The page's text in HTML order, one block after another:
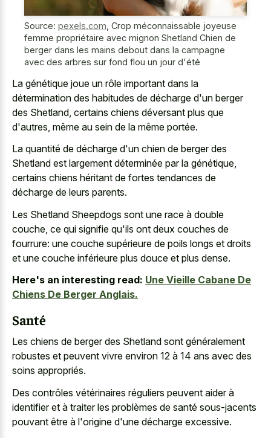
Source: pexels.com Crop méconnaissable joyeuse
femme propriétaire avec mignon Shetland Chien de
berger dans les mains debout dans la campagne
avec des arbres sur fond flou un jour d'été
La génétique joue un rôle important dans la
détermination des habitudes de décharge d'un berger
des Shetland, certains chiens déversant plus que
d'autres, même au sein de la même portée.
La quantité de décharge d'un chien de berger des
Shetland est largement déterminée par la génétique,
certains chiens héritant de fortes tendances de
décharge de leurs parents.
Les Shetland Sheepdogs sont une race à double
couche, ce qui signifie qu'ils ont deux couches de
fourrure: une couche supérieure de poils longs et droits
et une couche inférieure plus douce et plus dense.
Here's an interesting read: Une Vieille Cabane De
Chiens De Berger Anglais.
Santé
Les chiens de berger des Shetland sont généralement
robustes et peuvent vivre environ 12 à 14 ans avec des
soins appropriés.
Des contrôles vétérinaires réguliers peuvent aider à
identifier et à traiter les problèmes de santé sous-jacents
pouvant être à l'origine d'une décharge excessive.